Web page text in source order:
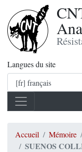
Langues du site
Accueil Mémoire
SUENOS